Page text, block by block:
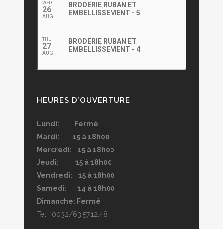
WED
26
AUG
BRODERIE RUBAN ET
EMBELLISSEMENT - 5
THU
27
AUG
BRODERIE RUBAN ET
EMBELLISSEMENT - 4
HEURES D’OUVERTURE
Lundi: Fermé
Mardi: 15 à 18h00
Mercredi: 15 à 18h00
Jeudi: 15 à 18h00
Vendredi: 15 à 18h00
Samedi: 14 à 18h00
Dimanche: Fermé
Tel : 0032/63.57.12.48